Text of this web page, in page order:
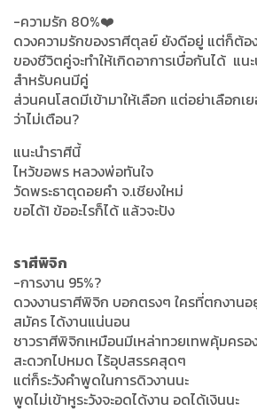
-ความรัก 80%❤️
ดวงความรักของราศีตุลย์ ยังดีอยู่ แต่ก็ต้อ
ของชีวิตคู่จะทำให้เกิดอาการเบื่อกันได้ แน
สำหรับคนมีคู่
ส่วนคนโสดมีเข้ามาให้เลือก แต่อย่าเลือกเย
ว่าไม่เตือน?
แนะนำราศีนี้
ไหว้ขอพร หลวงพ่อทันใจ
วัดพระธาตุดอยคำ จ.เชียงใหม่
ขอได้1 ข้ออะไรก็ได้ แล้วจะปัง
ราศีพิจิก
-การงาน 95%?
ดวงงานราศีพิจิก บอกตรงๆ ใครที่ตกงาน
สมัคร ได้งานแน่นอน
ชาวราศีพิจิกเหมือนมีเหล่าทวยเทพคุ้มครอ
สะดวกไปหมด ไร้อุปสรรคสุดๆ
แต่ก็ระวังคำพูดในการดิวงานนะ
พูดไม่เข้าหูระวังจะอดได้งาน อดได้เงินนะ